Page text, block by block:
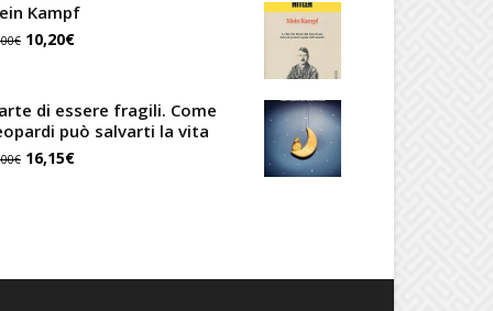
Kampf
€ Il
originale
era:
12,00€.
10,20€Il
attuale
è:
di essere fragili. Come
può salvarti la vita
€ Il
16,15€Il